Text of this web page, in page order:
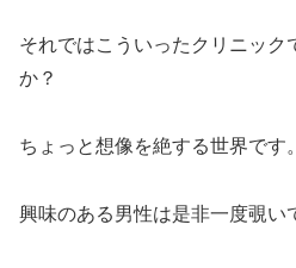
それではこういったクリニック
か？
ちょっと想像を絶する世界です。
興味のある男性は是非一度覗い